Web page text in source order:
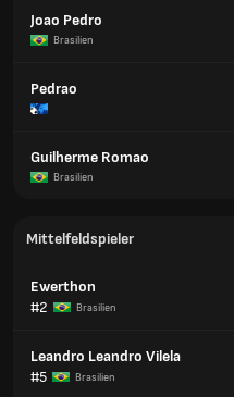
Joao Pedro
Brasilien
Pedrao
Guilherme Romao
Brasilien
Mittelfeldspieler
Ewerthon
#2
Brasilien
Leandro Leandro Vilela
#5
Brasilien